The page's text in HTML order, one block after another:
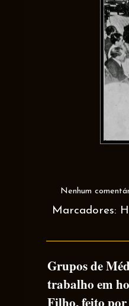
Nenhum
Marcadores:
Grupos de
trabalho em
Filho, feito por